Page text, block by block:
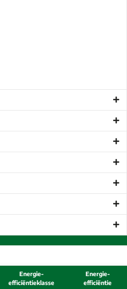
Energie-
efficiëntieklasse
Energie-
efficiëntie